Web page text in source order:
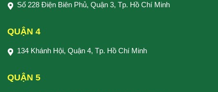
Số 228 Điện Biên Phủ, Quận 3, Tp. Hồ Chí Minh
QUẬN 4
134 Khánh Hội, Quận 4, Tp. Hồ Chí Minh
QUẬN 5